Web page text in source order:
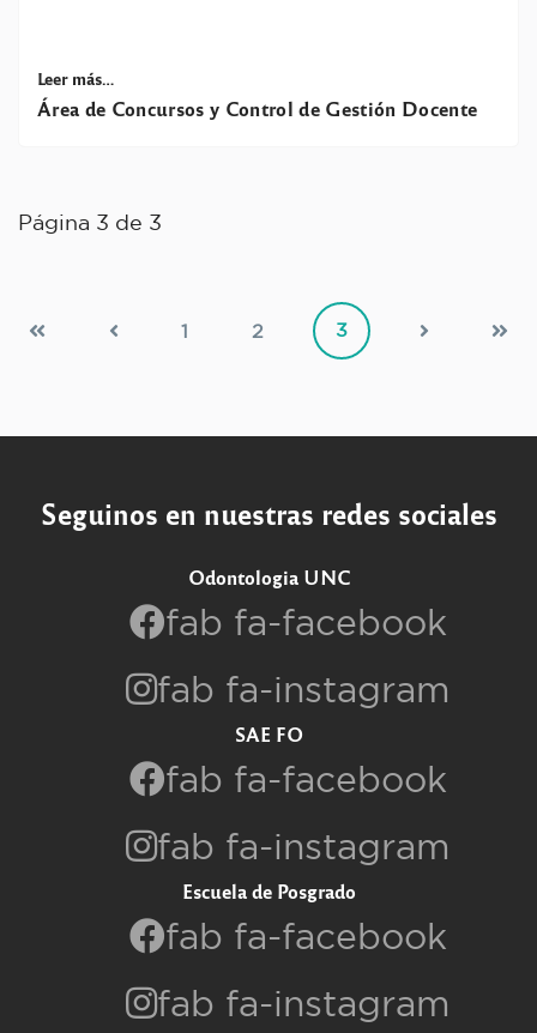
Área de Concursos y Control de Gestión Docente
Leer más…
Página 3 de 3
1 2 3
Seguinos en nuestras redes sociales
Odontologia UNC
fab fa-facebook
fab fa-instagram
SAE FO
fab fa-facebook
fab fa-instagram
Escuela de Posgrado
fab fa-facebook
fab fa-instagram